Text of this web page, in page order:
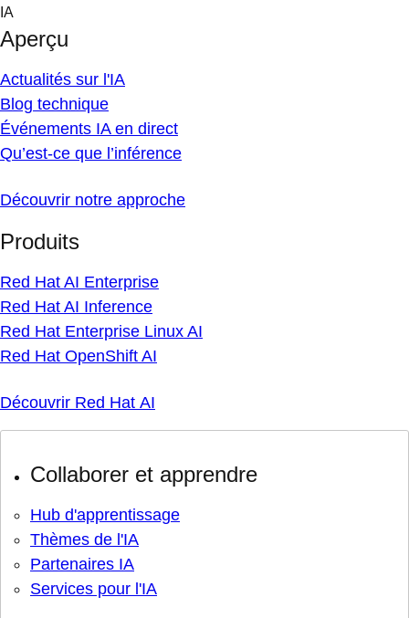
Skip
content
IA
Aperçu
Actualités sur l'IA
Blog technique
Événements IA en direct
Qu’est-ce que l’inférence
Découvrir notre approche
Produits
Red Hat AI Enterprise
Red Hat AI Inference
Red Hat Enterprise Linux AI
Red Hat OpenShift AI
Découvrir Red Hat AI
Collaborer et apprendre
Hub d'apprentissage
Thèmes de l'IA
Partenaires IA
Services pour l'IA